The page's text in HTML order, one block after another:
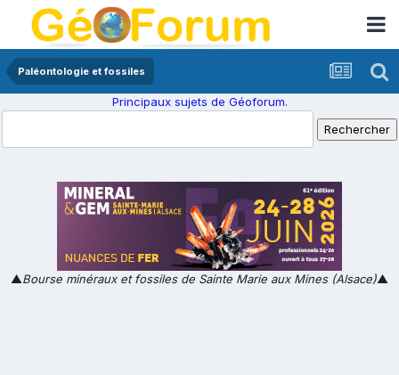
Paléontologie et fossiles
Principaux sujets de Géoforum.
▲Bourse minéraux et fossiles de Sainte Marie aux Mines (Alsace)▲